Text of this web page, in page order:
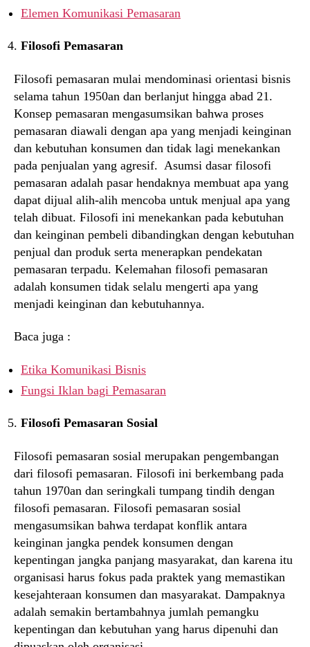
Elemen Komunikasi Pemasaran
Filosofi Pemasaran
Filosofi pemasaran mulai mendominasi orientasi bisnis
selama tahun 1950an dan berlanjut hingga abad 21.
Konsep pemasaran mengasumsikan bahwa proses
pemasaran diawali dengan apa yang menjadi keinginan
dan kebutuhan konsumen dan tidak lagi menekankan
pada penjualan yang agresif. Asumsi dasar filosofi
pemasaran adalah pasar hendaknya membuat apa yang
dapat dijual alih-alih mencoba untuk menjual apa yang
telah dibuat. Filosofi ini menekankan pada kebutuhan
dan keinginan pembeli dibandingkan dengan kebutuhan
penjual dan produk serta menerapkan pendekatan
pemasaran terpadu. Kelemahan filosofi pemasaran
adalah konsumen tidak selalu mengerti apa yang
menjadi keinginan dan kebutuhannya.
Baca juga :
Etika Komunikasi Bisnis
Fungsi Iklan bagi Pemasaran
Filosofi Pemasaran Sosial
Filosofi pemasaran sosial merupakan pengembangan
dari filosofi pemasaran. Filosofi ini berkembang pada
tahun 1970an dan seringkali tumpang tindih dengan
filosofi pemasaran. Filosofi pemasaran sosial
mengasumsikan bahwa terdapat konflik antara
keinginan jangka pendek konsumen dengan
kepentingan jangka panjang masyarakat, dan karena itu
organisasi harus fokus pada praktek yang memastikan
kesejahteraan konsumen dan masyarakat. Dampaknya
adalah semakin bertambahnya jumlah pemangku
kepentingan dan kebutuhan yang harus dipenuhi dan